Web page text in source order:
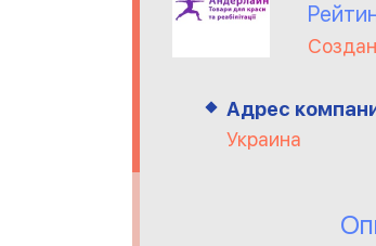
Адрес
Украина